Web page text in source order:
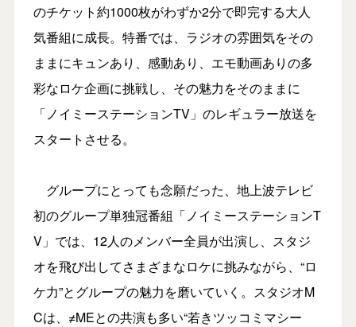
のチケット約1000枚がわずか2分で即完する大人
気番組に成長。特番では、ラジオの雰囲気をその
ままにキュンあり、感動あり、エモ動画ありの多
彩なロケ企画に挑戦し、その魅力をそのままに
「ノイミーステーションTV」のレギュラー放送を
スタートさせる。
グループにとっても念願だった、地上波テレビ
初のグループ単独冠番組「ノイミーステーションT
V」では、12人のメンバー全員が出演し、スタジ
オを飛び出してさまざまなロケに挑みながら、“ロ
ケ力”とグループの魅力を磨いていく。スタジオM
Cは、≠MEとの共演も多い“若きツッコミマシー